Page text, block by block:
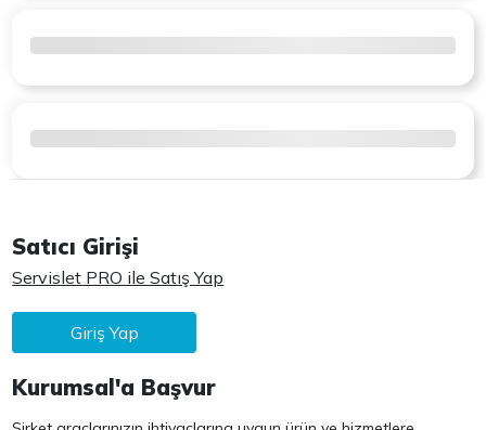
Satıcı Girişi
Servislet PRO ile Satış Yap
Giriş Yap
Kurumsal'a Başvur